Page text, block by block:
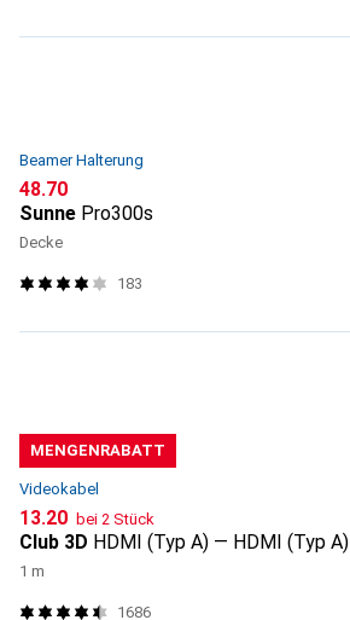
Beamer Halterung
CHF
48.70
Sunne Pro300s
Decke
183
MENGENRABATT
Videokabel
CHF
13.20 bei 2 Stück
Club 3D HDMI (Typ A) — HDMI (Typ A)
1 m
1686